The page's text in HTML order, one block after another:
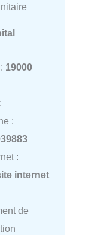
19000
:
:
internet
de